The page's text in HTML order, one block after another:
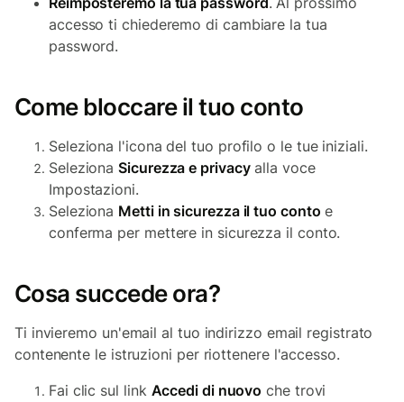
accesso ti chiederemo di cambiare la tua
password.
Come bloccare il tuo conto
Seleziona l'icona del tuo profilo o le tue iniziali.
SelezionaSicurezza e privacyalla voce
Impostazioni.
Seleziona Metti in sicurezza il tuo conto e
conferma per mettere in sicurezza il conto.
Cosa succede ora?
Ti invieremo un'email al tuo indirizzo email registrato
contenente le istruzioni per riottenere l'accesso.
Fai clic sul link Accedi di nuovo che trovi